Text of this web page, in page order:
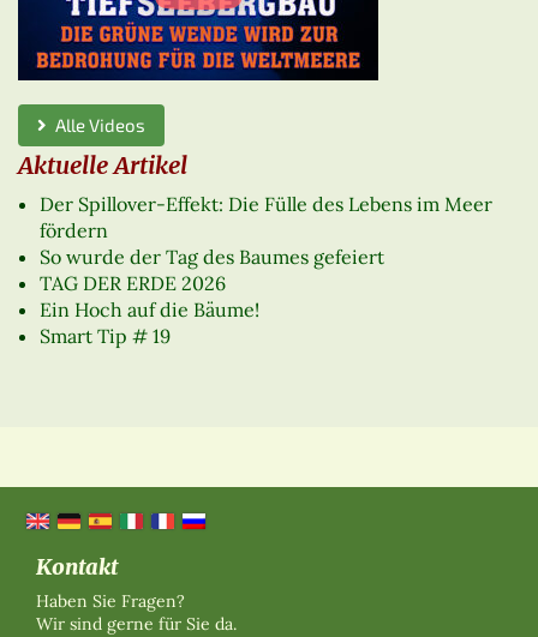
Alle Videos
Aktuelle Artikel
Der Spillover-Effekt: Die Fülle des Lebens im Meer
fördern
So wurde der Tag des Baumes gefeiert
TAG DER ERDE 2026
Ein Hoch auf die Bäume!
Smart Tip # 19
Kontakt
Haben Sie Fragen?
Wir sind gerne für Sie da.